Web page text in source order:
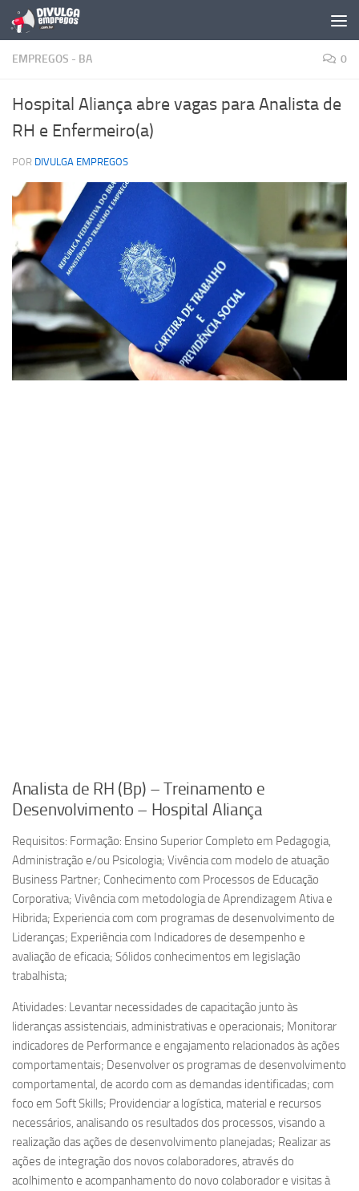
Skip to content
EMPREGOS - BA 0
Hospital Aliança abre vagas para Analista de
RH e Enfermeiro(a)
POR DIVULGA EMPREGOS
Analista de RH (Bp) – Treinamento e
Desenvolvimento – Hospital Aliança
Requisitos: Formação: Ensino Superior Completo em Pedagogia,
Administração e/ou Psicologia; Vivência com modelo de atuação
Business Partner; Conhecimento com Processos de Educação
Corporativa; Vivência com metodologia de Aprendizagem Ativa e
Hibrida; Experiencia com com programas de desenvolvimento de
Lideranças; Experiência com Indicadores de desempenho e
avaliação de eficacia; Sólidos conhecimentos em legislação
trabalhista;
Atividades: Levantar necessidades de capacitação junto às
lideranças assistenciais, administrativas e operacionais; Monitorar
indicadores de Performance e engajamento relacionados às ações
comportamentais; Desenvolver os programas de desenvolvimento
comportamental, de acordo com as demandas identificadas; com
foco em Soft Skills; Providenciar a logística, material e recursos
necessários, analisando os resultados dos processos, visando a
realização das ações de desenvolvimento planejadas; Realizar as
ações de integração dos novos colaboradores, através do
acolhimento e acompanhamento do novo colaborador e visitas à